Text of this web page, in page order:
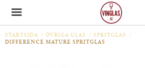
Produkten har blivit tillagd i
STARTSIDA / ÖVRIGA GLAS / SPRITGLAS
/
DIFFERENCE MATURE SPRITGLAS